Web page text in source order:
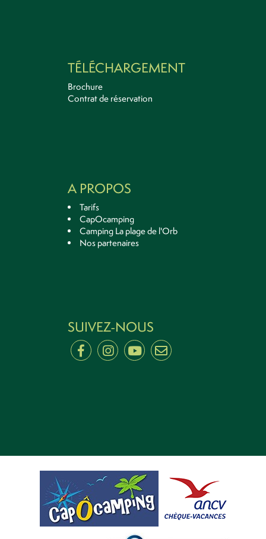
TÉLÉCHARGEMENT
Brochure
Contrat de réservation
A PROPOS
Tarifs
CapOcamping
Camping La plage de l'Orb
Nos partenaires
SUIVEZ-NOUS